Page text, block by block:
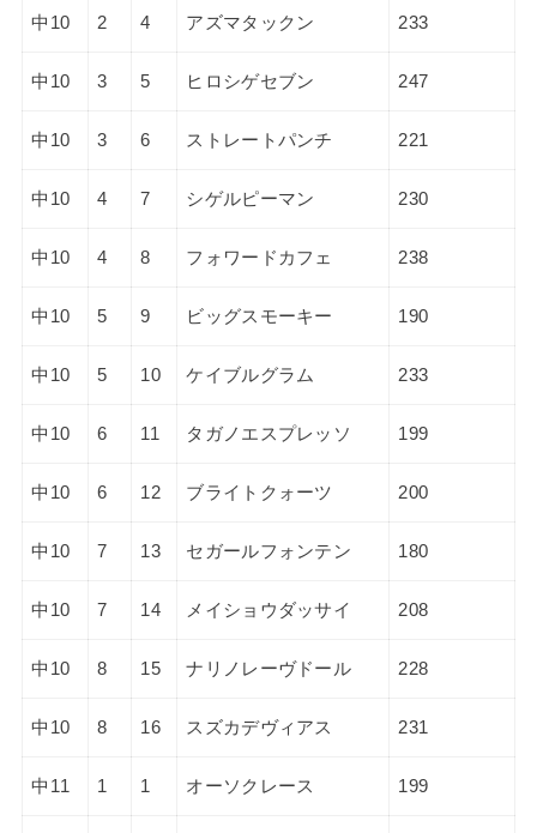
中10 2 4 アズマタックン 233
中10 3 5 ヒロシゲセブン 247
中10 3 6 ストレートパンチ 221
中10 4 7 シゲルピーマン 230
中10 4 8 フォワードカフェ 238
中10 5 9 ビッグスモーキー 190
中10 5 10 ケイブルグラム 233
中10 6 11 タガノエスプレッソ 199
中10 6 12 ブライトクォーツ 200
中10 7 13 セガールフォンテン 180
中10 7 14 メイショウダッサイ 208
中10 8 15 ナリノレーヴドール 228
中10 8 16 スズカデヴィアス 231
中11 1 1 オーソクレース 199